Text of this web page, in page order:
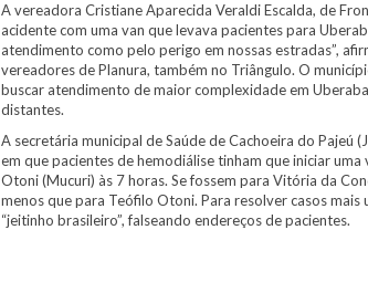
A vereadora Cristiane Aparecida Veraldi Escalda, de
acidente com uma van que levava pacientes para
atendimento como pelo perigo em nossas estradas”,
vereadores de Planura, também no Triângulo. O
buscar atendimento de maior complexidade em
distantes.
A secretária municipal de Saúde de Cachoeira do Pajeú
em que pacientes de hemodiálise tinham que iniciar
Otoni (Mucuri) às 7 horas. Se fossem para Vitória da
menos que para Teófilo Otoni. Para resolver casos
“jeitinho brasileiro”, falseando endereços de pacientes.